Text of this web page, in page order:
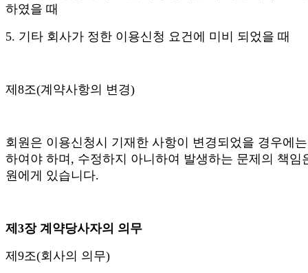
하였을 때
5. 기타 회사가 정한 이용신청 요건에 미비 되었을 때
제8조(계약사항의 변경)
회원은 이용신청시 기재한 사항이 변경되었을 경우에
하여야 하며, 수정하지 아니하여 발생하는 문제의 책임
원에게 있습니다.
제3장 계약당사자의 의무
제9조(회사의 의무)